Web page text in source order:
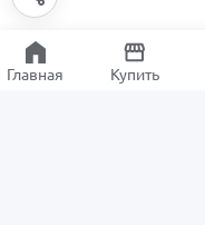
Главная Купить